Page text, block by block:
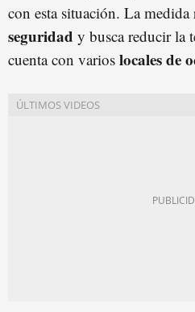
con esta situación. La
seguridad y busca reducir la
cuenta con varios locales de